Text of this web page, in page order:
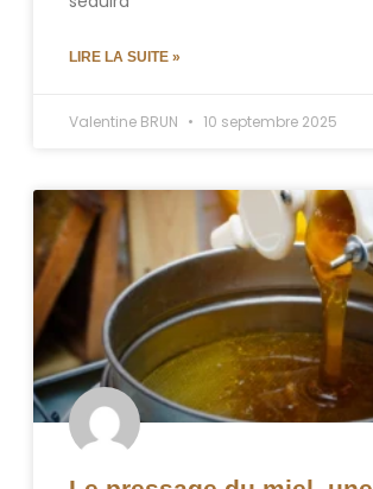
LIRE LA SUITE »
Valentine BRUN 10 septembre 2025